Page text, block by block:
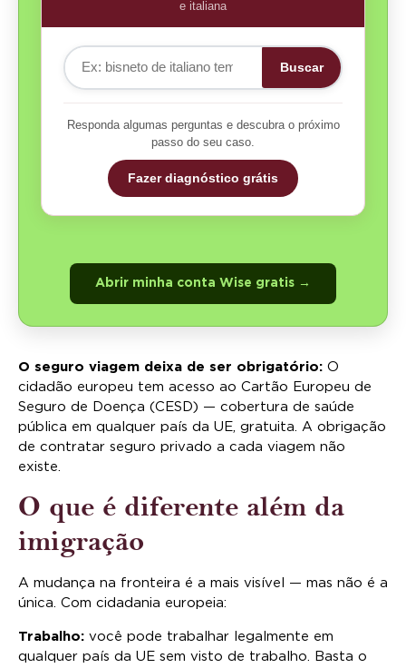
e italiana
Buscar
Responda algumas perguntas e descubra o próximo
passo do seu caso.
Fazer diagnóstico grátis
Abrir minha conta Wise gratis →
O seguro viagem deixa de ser obrigatório: O
cidadão europeu tem acesso ao Cartão Europeu de
Seguro de Doença (CESD) — cobertura de saúde
pública em qualquer país da UE, gratuita. A obrigação
de contratar seguro privado a cada viagem não
existe.
O que é diferente além da
imigração
A mudança na fronteira é a mais visível — mas não é a
única. Com cidadania europeia:
Trabalho: você pode trabalhar legalmente em
qualquer país da UE sem visto de trabalho. Basta o